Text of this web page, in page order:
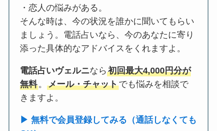
・恋人の悩みがある。
そんな時は、今の状況を誰かに聞いてもらい
ましょう。電話占いなら、今のあなたに寄り
添った具体的なアドバイスをくれますよ。
電話占いヴェルニなら初回最大4,000円分が
無料。メール・チャットでも悩みを相談で
きますよ。
▶ 無料で会員登録してみる（通話しなくても